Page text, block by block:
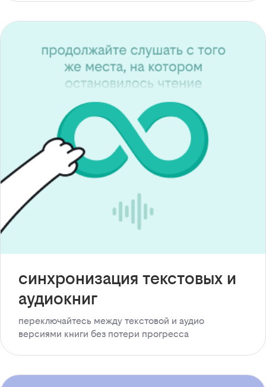
синхронизация текстовых и
аудиокниг
переключайтесь между текстовой и аудио
версиями книги без потери прогресса